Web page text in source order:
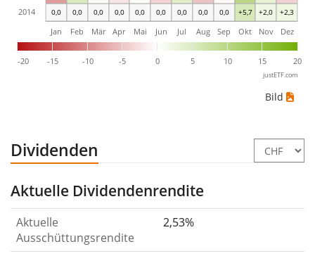
0,0 0,0 0,0 0,0 0,0 0,0 0,0 0,0 0,0 +5,7 +2,0 +2,3
-20 -15 -10 -5 0 5 10 15 20
Jan Feb Mär Apr Mai Jun Jul Aug Sep Okt Nov Dez
2014
justETF.com
Bild
Dividenden
Aktuelle Dividendenrendite
Aktuelle
Ausschüttungsrendite
2,53%